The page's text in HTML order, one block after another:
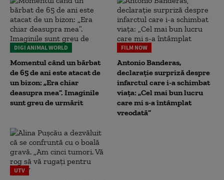
DIGI ANIMAL WORLD
Momentul când un bărbat
de 65 de ani este atacat de
un bizon: „Era chiar
deasupra mea”. Imaginile
sunt greu de urmărit
FILM NOW
Antonio Banderas,
declarație surpriză despre
infarctul care i-a schimbat
viața: „Cel mai bun lucru
care mi s-a întâmplat
vreodată”
UTV